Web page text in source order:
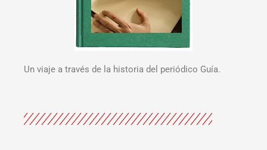
Un viaje a través de la historia del periódico Guía.